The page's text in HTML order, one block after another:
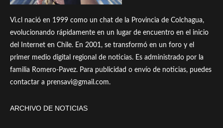
Vi.cl nació en 1999 como un chat de la Provincia de Colchagua,
evolucionando rápidamente en un lugar de encuentro en el inicio
del Internet en Chile. En 2001, se transformó en un foro y el
primer medio digital regional de noticias. Es administrado por la
familia Romero-Pavez. Para publicidad o envío de noticias, puedes
contactar a prensavi@gmail.com.
ARCHIVO DE NOTICIAS